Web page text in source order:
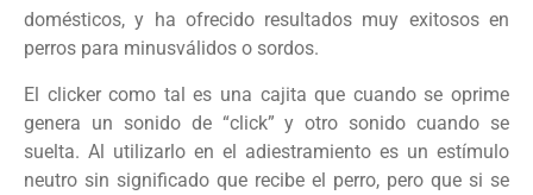
domésticos, y ha ofrecido resultados muy exitosos en
perros para minusválidos o sordos.
El clicker como tal es una cajita que cuando se oprime
genera un sonido de “click” y otro sonido cuando se
suelta. Al utilizarlo en el adiestramiento es un estímulo
neutro sin significado que recibe el perro, pero que si se